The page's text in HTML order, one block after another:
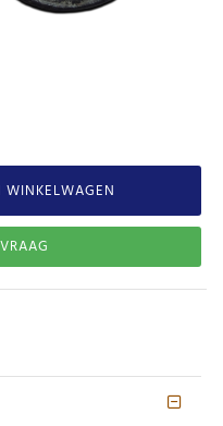
WINKELWAGEN